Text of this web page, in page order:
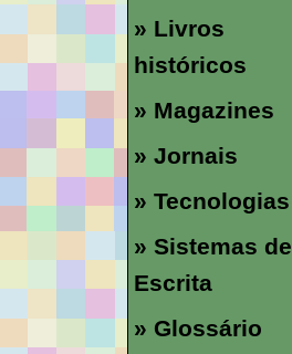
» Livros
históricos
» Magazines
» Jornais
» Tecnologias
» Sistemas de
Escrita
» Glossário